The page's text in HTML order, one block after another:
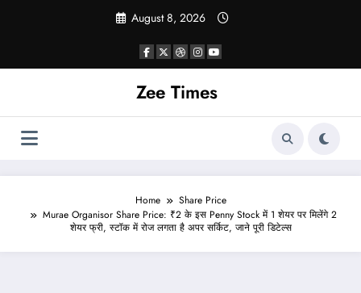
August 8, 2026
Zee Times
Home
Share Price
Murae Organisor Share Price: ₹2 के इस Penny Stock में 1 शेयर पर मिलेंगे 2
शेयर फ्री, स्टॉक में रोज लगता है अपर सर्किट, जाने पूरी डिटेल्स